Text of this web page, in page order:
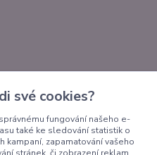
své cookies?
fungování našeho e-
také ke sledování statistik o
kampaní, zapamatování vašeho
stránek, či zobrazení reklam